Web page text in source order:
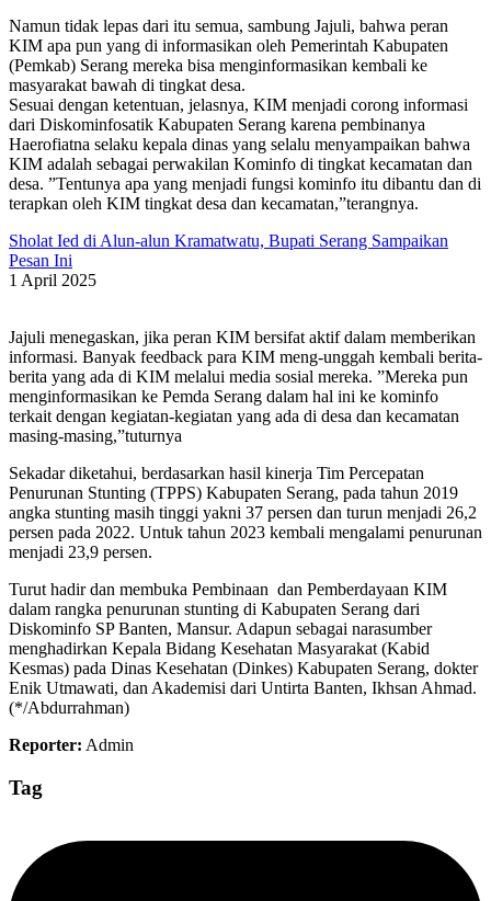
Namun tidak lepas dari itu semua, sambung Jajuli, bahwa peran
KIM apa pun yang di informasikan oleh Pemerintah Kabupaten
(Pemkab) Serang mereka bisa menginformasikan kembali ke
masyarakat bawah di tingkat desa.
Sesuai dengan ketentuan, jelasnya, KIM menjadi corong informasi
dari Diskominfosatik Kabupaten Serang karena pembinanya
Haerofiatna selaku kepala dinas yang selalu menyampaikan bahwa
KIM adalah sebagai perwakilan Kominfo di tingkat kecamatan dan
desa. ”Tentunya apa yang menjadi fungsi kominfo itu dibantu dan di
terapkan oleh KIM tingkat desa dan kecamatan,”terangnya.
Sholat Ied di Alun-alun Kramatwatu, Bupati Serang Sampaikan
Pesan Ini
1 April 2025
Jajuli menegaskan, jika peran KIM bersifat aktif dalam memberikan
informasi. Banyak feedback para KIM meng-unggah kembali berita-
berita yang ada di KIM melalui media sosial mereka. ”Mereka pun
menginformasikan ke Pemda Serang dalam hal ini ke kominfo
terkait dengan kegiatan-kegiatan yang ada di desa dan kecamatan
masing-masing,”tuturnya
Sekadar diketahui, berdasarkan hasil kinerja Tim Percepatan
Penurunan Stunting (TPPS) Kabupaten Serang, pada tahun 2019
angka stunting masih tinggi yakni 37 persen dan turun menjadi 26,2
persen pada 2022. Untuk tahun 2023 kembali mengalami penurunan
menjadi 23,9 persen.
Turut hadir dan membuka Pembinaan dan Pemberdayaan KIM
dalam rangka penurunan stunting di Kabupaten Serang dari
Diskominfo SP Banten, Mansur. Adapun sebagai narasumber
menghadirkan Kepala Bidang Kesehatan Masyarakat (Kabid
Kesmas) pada Dinas Kesehatan (Dinkes) Kabupaten Serang, dokter
Enik Utmawati, dan Akademisi dari Untirta Banten, Ikhsan Ahmad.
(*/Abdurrahman)
Reporter: Admin
Tag